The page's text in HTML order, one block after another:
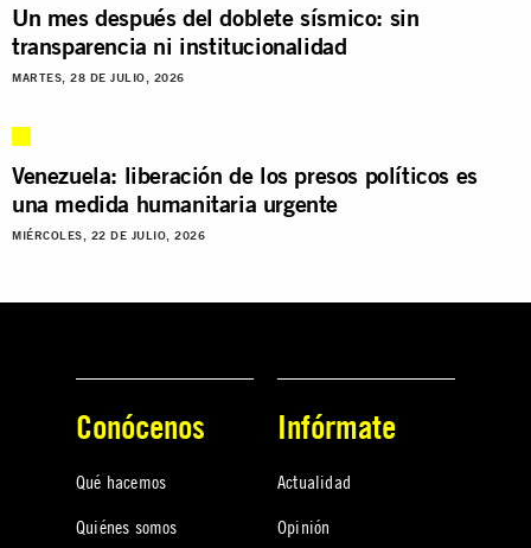
Un mes después del doblete sísmico: sin
transparencia ni institucionalidad
MARTES, 28 DE JULIO, 2026
Venezuela: liberación de los presos políticos es
una medida humanitaria urgente
MIÉRCOLES, 22 DE JULIO, 2026
Conócenos
Qué hacemos
Quiénes somos
Infórmate
Actualidad
Opinión